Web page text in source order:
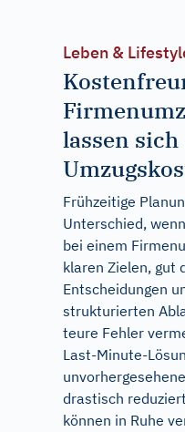
Leben &
lassen sich
Frühzeitige
Unterschied,
bei einem
klaren Zielen, gut
Entscheidungen
strukturierten
teure Fehler
Last-Minute-
drastisch
können in Ruhe